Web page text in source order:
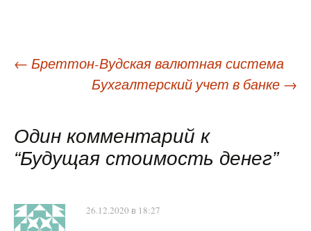
Навигация
← Бреттон-Вудская валютная система
Бухгалтерский учет в банке →
Один комментарий к
“Будущая стоимость денег”
26.12.2020 в 18:27